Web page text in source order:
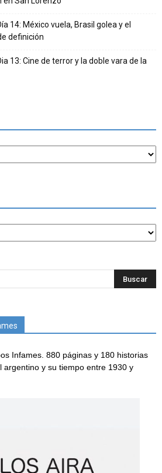
14: México vuela, Brasil golea y el
definición
13: Cine de terror y la doble vara de la
Infames. 880 páginas y 180 historias
argentino y su tiempo entre 1930 y